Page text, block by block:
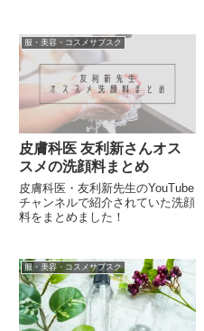
服・美容・コスメサブスク
皮膚科医 友利新さんオス
スメの洗顔料まとめ
皮膚科医・友利新先生のYouTube
チャンネルで紹介されていた洗顔
料をまとめました！
服・美容・コスメサブスク